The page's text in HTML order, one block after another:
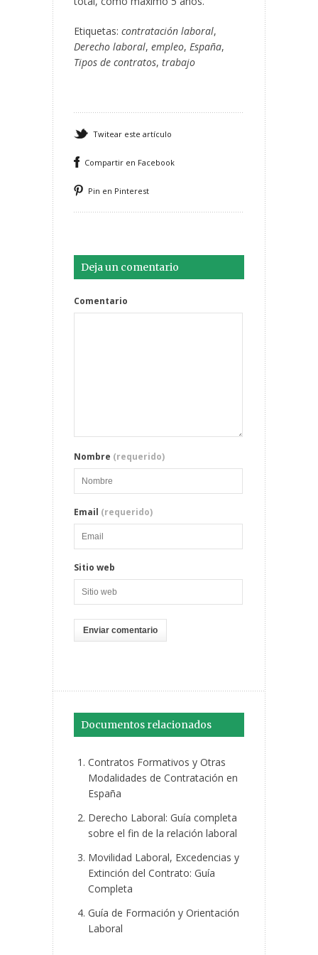
Etiquetas: contratación laboral,
Derecho laboral, empleo, España,
Tipos de contratos, trabajo
Twitear este artículo
Compartir en Facebook
Pin en Pinterest
Deja un comentario
Comentario
Nombre (requerido)
Email (requerido)
Sitio web
Documentos relacionados
Contratos Formativos y Otras
Modalidades de Contratación en
España
Derecho Laboral: Guía completa
sobre el fin de la relación laboral
Movilidad Laboral, Excedencias y
Extinción del Contrato: Guía
Completa
Guía de Formación y Orientación
Laboral